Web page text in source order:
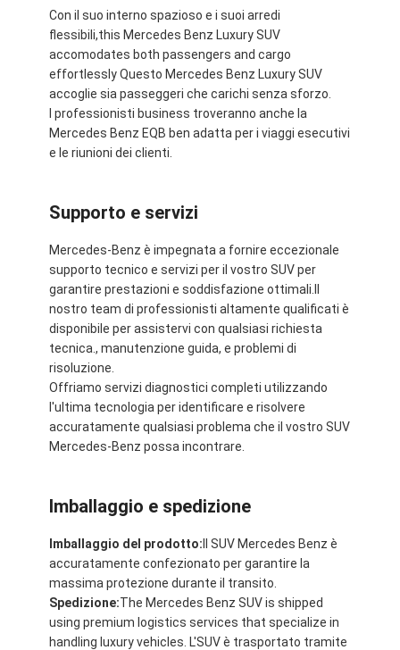
Con il suo interno spazioso e i suoi arredi
flessibili,this Mercedes Benz Luxury SUV
accomodates both passengers and cargo
effortlessly Questo Mercedes Benz Luxury SUV
accoglie sia passeggeri che carichi senza sforzo.
I professionisti business troveranno anche la
Mercedes Benz EQB ben adatta per i viaggi esecutivi
e le riunioni dei clienti.
Supporto e servizi
Mercedes-Benz è impegnata a fornire eccezionale
supporto tecnico e servizi per il vostro SUV per
garantire prestazioni e soddisfazione ottimali.Il
nostro team di professionisti altamente qualificati è
disponibile per assistervi con qualsiasi richiesta
tecnica., manutenzione guida, e problemi di
risoluzione.
Offriamo servizi diagnostici completi utilizzando
l'ultima tecnologia per identificare e risolvere
accuratamente qualsiasi problema che il vostro SUV
Mercedes-Benz possa incontrare.
Imballaggio e spedizione
Imballaggio del prodotto: Il SUV Mercedes Benz è
accuratamente confezionato per garantire la
massima protezione durante il transito.
Spedizione:The Mercedes Benz SUV is shipped
using premium logistics services that specialize in
handling luxury vehicles. L'SUV è trasportato tramite